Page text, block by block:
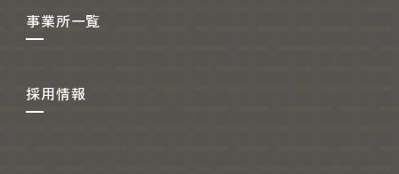
事業所一覧
採用情報